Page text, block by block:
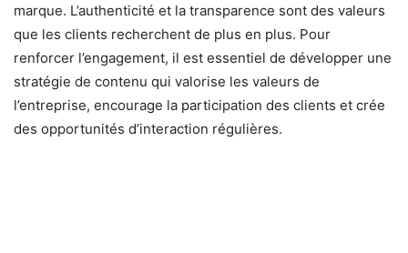
marque. L’authenticité et la transparence sont des valeurs
que les clients recherchent de plus en plus. Pour
renforcer l’engagement, il est essentiel de développer une
stratégie de contenu qui valorise les valeurs de
l’entreprise, encourage la participation des clients et crée
des opportunités d’interaction régulières.